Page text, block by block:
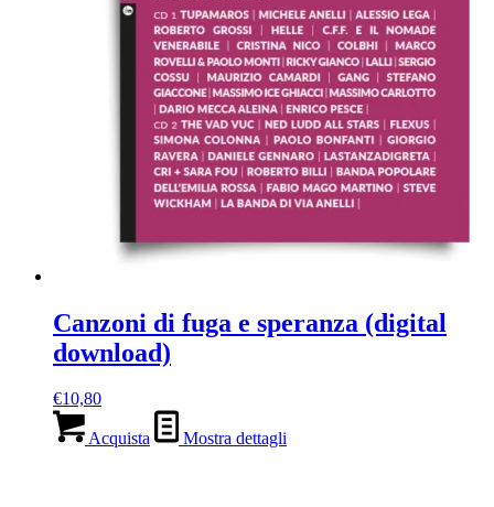
Canzoni di fuga e speranza (digital
download)
€10,80
Acquista Mostra dettagli